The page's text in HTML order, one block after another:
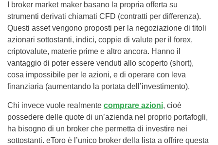
I broker market maker basano la propria offerta su
strumenti derivati chiamati CFD (contratti per differenza).
Questi asset vengono proposti per la negoziazione di titoli
azionari sottostanti, indici, coppie di valute per il forex,
criptovalute, materie prime e altro ancora. Hanno il
vantaggio di poter essere venduti allo scoperto (short),
cosa impossibile per le azioni, e di operare con leva
finanziaria (aumentando la portata dell’investimento).
Chi invece vuole realmente comprare azioni, cioè
possedere delle quote di un’azienda nel proprio portafogli,
ha bisogno di un broker che permetta di investire nei
sottostanti. eToro è l’unico broker della lista a offrire questa